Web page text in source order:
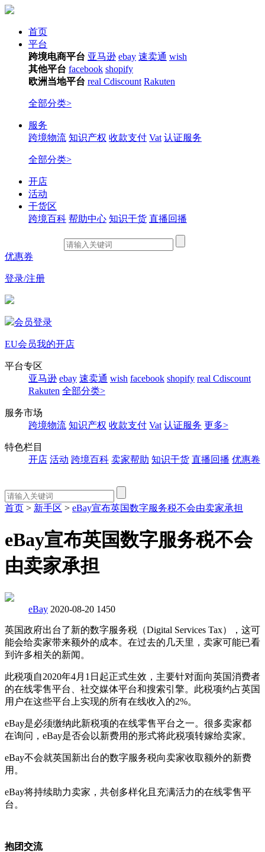
首页
平台
跨境电商平台 亚马逊 ebay 速卖通 wish
其他平台 facebook shopify
欧洲当地平台 real Cdiscount Rakuten
全部分类>
服务
跨境物流 知识产权 收款支付 Vat 认证服务
全部分类>
开店
活动
干货区
跨境百科 帮助中心 知识干货 直播回播
优惠券
登录/注册
会员登录
EU会员我的开店
平台专区
亚马逊 ebay 速卖通 wish facebook shopify real Cdiscount
Rakuten 全部分类>
服务市场
跨境物流 知识产权 收款支付 Vat 认证服务 更多>
特色栏目
开店 活动 跨境百科 卖家帮助 知识干货 直播回播 优惠卷
首页 > 新手区 > eBay宣布英国数字服务税不会由卖家承担
eBay宣布英国数字服务税不会
由卖家承担
eBay 2020-08-20 1450
英国政府出台了新的数字服务税（Digital Services Tax），这可
能会给卖家带来额外的成本。在过去的几天里，卖家可能已看
到许多相关的新闻。
此税项自2020年4月1日起正式生效，主要针对面向英国消费者
的在线零售平台、社交媒体平台和搜索引擎。此税项约占英国
用户在这些平台上实现的所有在线收入的2%。
eBay是必须缴纳此新税项的在线零售平台之一。很多卖家都
在询问，eBay是否会以新费用的形式将此税项转嫁给卖家。
eBay不会就英国新出台的数字服务税向卖家收取额外的新费
用。
eBay将持续助力卖家，共创多样化且充满活力的在线零售平
台。
抱团交流